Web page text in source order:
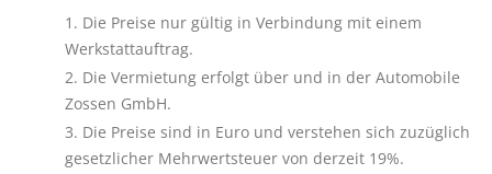
Die Preise nur gültig in Verbindung mit einem
Werkstattauftrag.
Die Vermietung erfolgt über und in der Automobile
Zossen GmbH.
Die Preise sind in Euro und verstehen sich zuzüglich
gesetzlicher Mehrwertsteuer von derzeit 19%.